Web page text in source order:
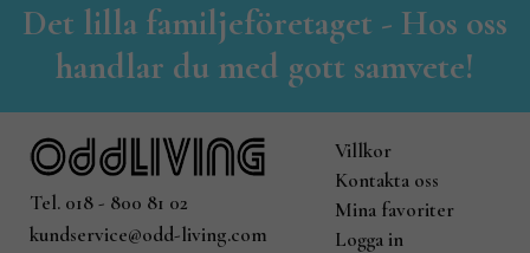
Det lilla familjeföretaget - Hos oss
handlar du med gott samvete!
Tel. 018 - 800 81 02
kundservice@odd-living.com
Villkor
Kontakta oss
Mina favoriter
Logga in